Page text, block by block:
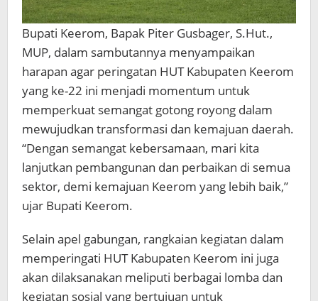
Bupati Keerom, Bapak Piter Gusbager, S.Hut.,
MUP, dalam sambutannya menyampaikan
harapan agar peringatan HUT Kabupaten Keerom
yang ke-22 ini menjadi momentum untuk
memperkuat semangat gotong royong dalam
mewujudkan transformasi dan kemajuan daerah.
“Dengan semangat kebersamaan, mari kita
lanjutkan pembangunan dan perbaikan di semua
sektor, demi kemajuan Keerom yang lebih baik,”
ujar Bupati Keerom.
Selain apel gabungan, rangkaian kegiatan dalam
memperingati HUT Kabupaten Keerom ini juga
akan dilaksanakan meliputi berbagai lomba dan
kegiatan sosial yang bertujuan untuk